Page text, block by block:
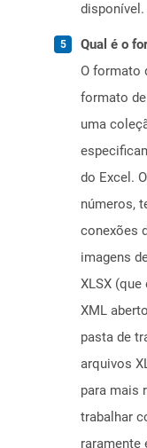
disponível.
Qual é o
O formato
formato
uma
do Excel.
números,
conexões
imagens
XLSX
XML
pasta de
arquivos
para mais
trabalhar
raramente